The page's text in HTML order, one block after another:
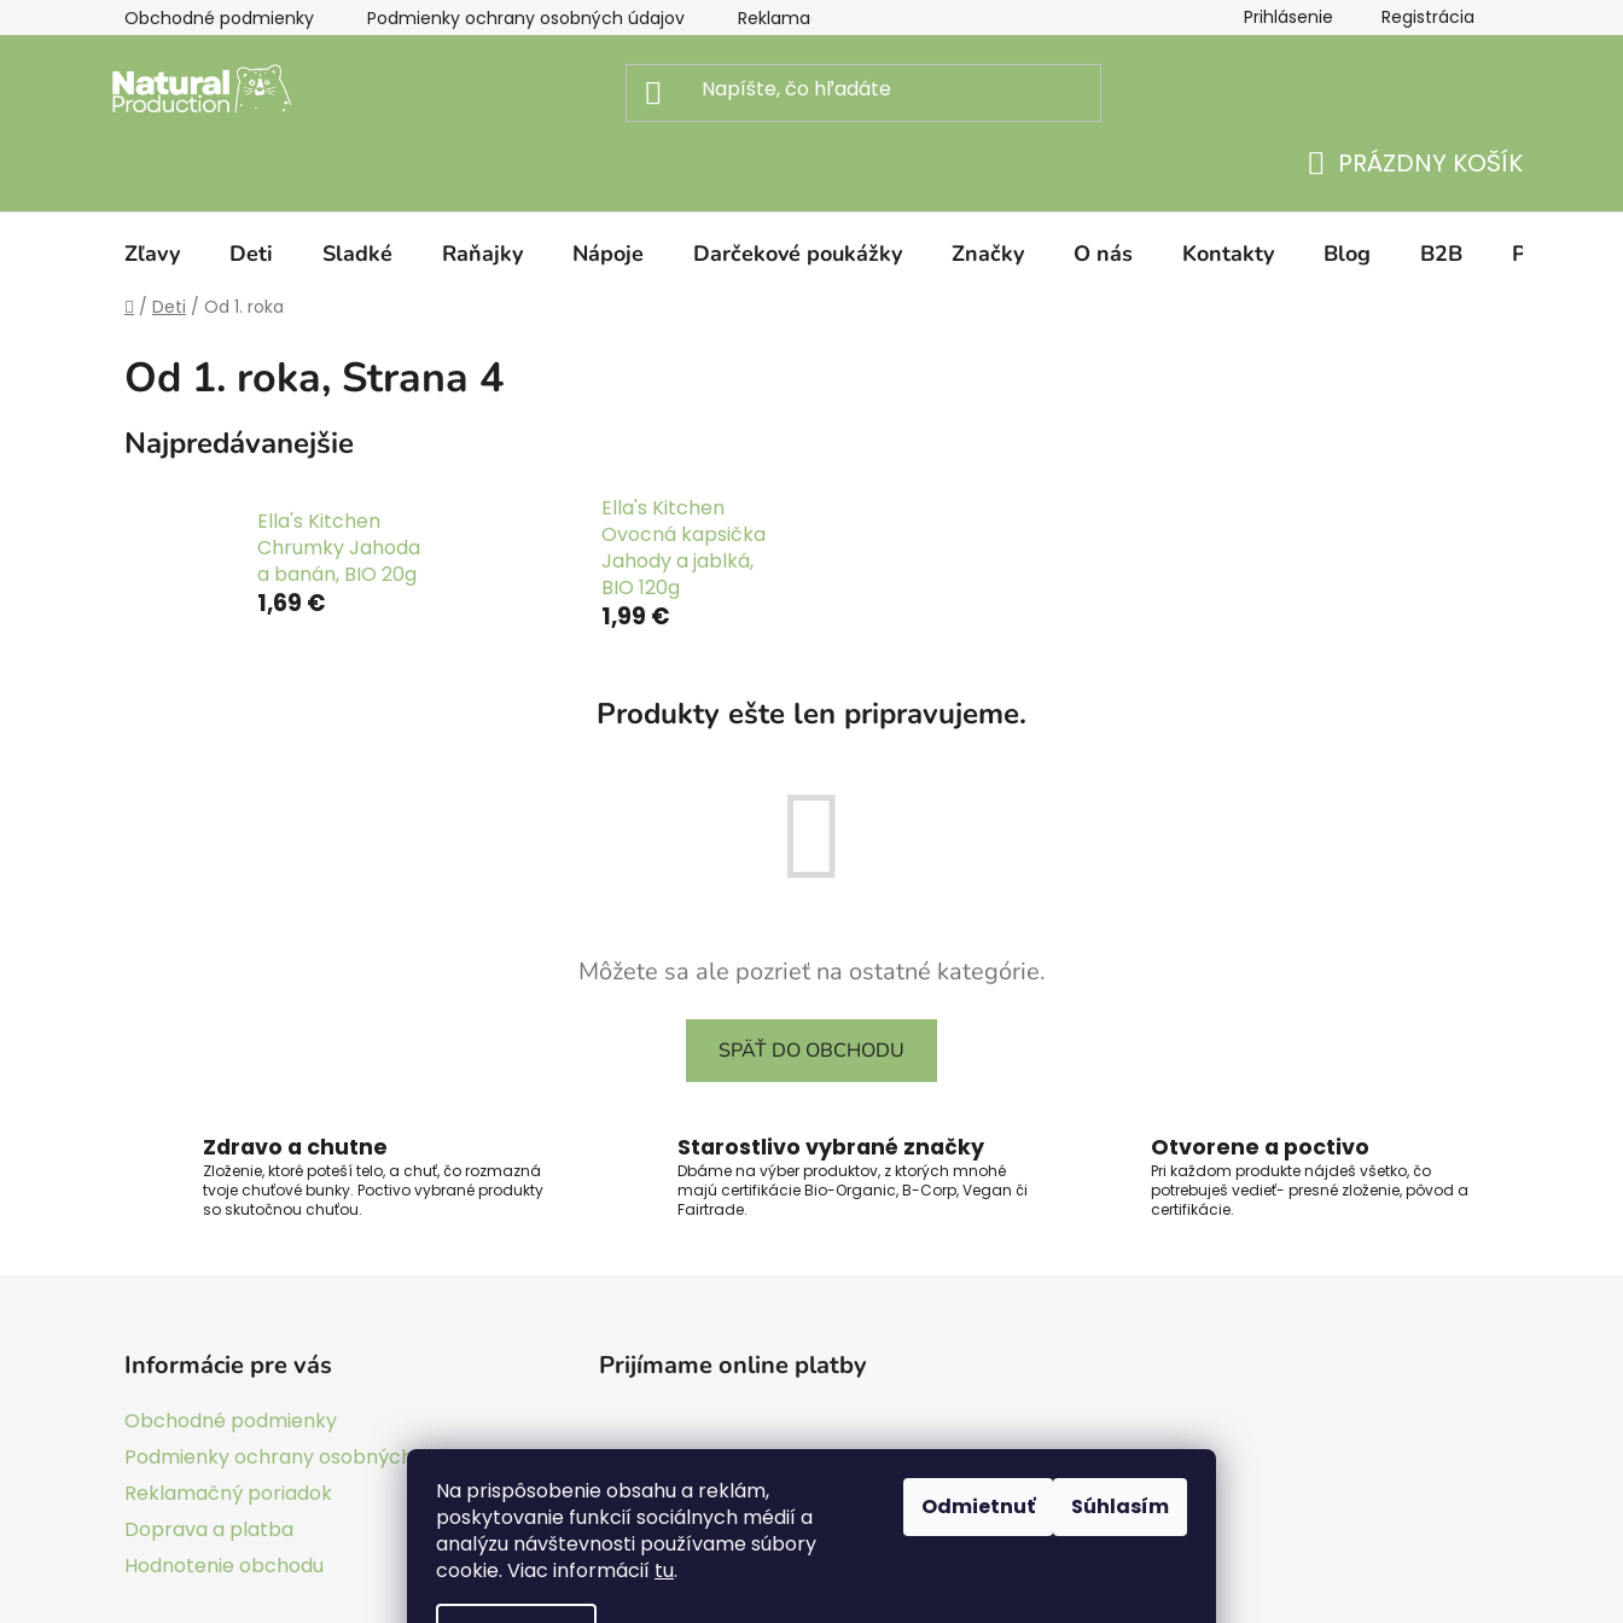
Na prispôsobenie obsahu a reklám,
poskytovanie funkcií sociálnych médií a
analýzu návštevnosti používame súbory
cookie. Viac informácií tu.
Odmietnuť Súhlasím
na
Obchodné podmienky Podmienky ochrany osobných údajov Reklamačný poriadok Hodnotenie obchodu
Prihlásenie Registrácia
KOŠÍK
PRÁZDNY KOŠÍK
Zľavy Deti Sladké Raňajky Nápoje Darčekové poukážky Značky O nás Kontakty Blog B2B
Domov
/ Deti / Od 1. roka
Od 1. roka, Strana 4
Najpredávanejšie
Ella's Kitchen
Chrumky Jahoda
a banán, BIO 20g
1,69 €
Ella's Kitchen
Ovocná kapsička
Jahody a jablká,
BIO 120g
1,99 €
Produkty ešte len pripravujeme.
Môžete sa ale pozrieť na ostatné kategórie.
SPÄŤ DO OBCHODU
Zdravo a chutne
Zloženie, ktoré poteší telo, a chuť, čo rozmazná
tvoje chuťové bunky. Poctivo vybrané produkty
so skutočnou chuťou.
Starostlivo vybrané značky
Dbáme na výber produktov, z ktorých mnohé
majú certifikácie Bio-Organic, B-Corp, Vegan či
Fairtrade.
Otvorene a poctivo
Pri každom produkte nájdeš všetko, čo
potrebuješ vedieť- presné zloženie, pôvod a
certifikácie.
Informácie pre vás
Obchodné podmienky
Podmienky ochrany osobných údajov
Reklamačný poriadok
Doprava a platba
Hodnotenie obchodu
Prijímame online platby